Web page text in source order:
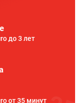
до 3 лет
от 35 минут